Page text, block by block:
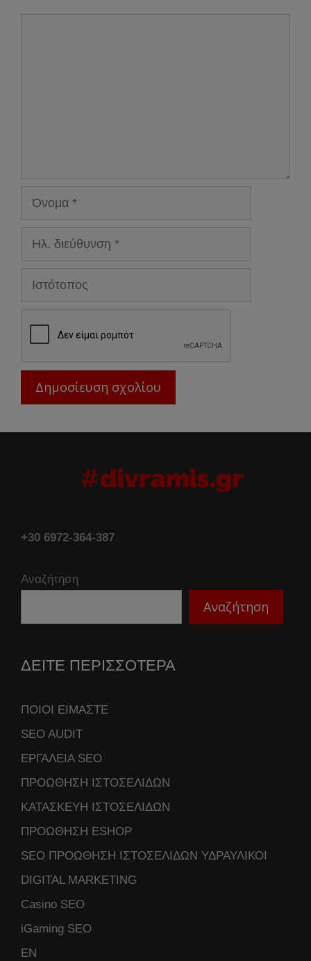
Όνομα
Ηλ.
διεύθυνση
Ιστότοπος
+30 6972-364-387
Αναζήτηση
Αναζήτηση
ΔΕΙΤΕ ΠΕΡΙΣΣΟΤΕΡΑ
ΠΟΙΟΙ ΕΙΜΑΣΤΕ
SEO AUDIT
ΕΡΓΑΛΕΙΑ SEO
ΠΡΟΩΘΗΣΗ ΙΣΤΟΣΕΛΙΔΩΝ
ΚΑΤΑΣΚΕΥΗ ΙΣΤΟΣΕΛΙΔΩΝ
ΠΡΟΩΘΗΣΗ ESHOP
SEO ΠΡΟΩΘΗΣΗ ΙΣΤΟΣΕΛΙΔΩΝ ΥΔΡΑΥΛΙΚΟΙ
DIGITAL MARKETING
Casino SEO
iGaming SEO
ΕΝ